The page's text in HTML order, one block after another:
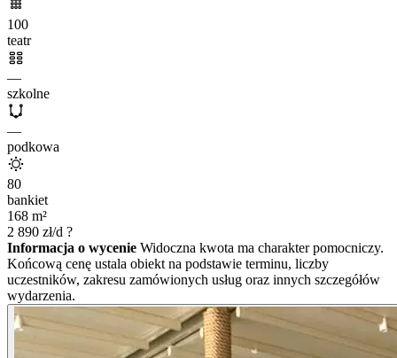
100
teatr
—
szkolne
—
podkowa
80
bankiet
168 m²
2 890 zł/d ?
Informacja o wycenie Widoczna kwota ma charakter pomocniczy.
Końcową cenę ustala obiekt na podstawie terminu, liczby
uczestników, zakresu zamówionych usług oraz innych szczegółów
wydarzenia.